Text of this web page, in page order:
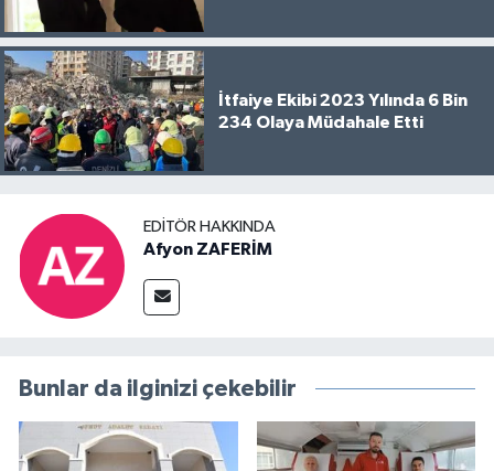
İtfaiye Ekibi 2023 Yılında 6 Bin
234 Olaya Müdahale Etti
EDITÖR HAKKINDA
Afyon ZAFERİM
Bunlar da ilginizi çekebilir